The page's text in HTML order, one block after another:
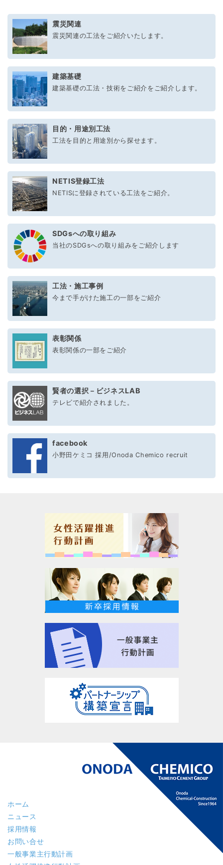
震災関連
震災関連の工法をご紹介いたします。
建築基礎
建築基礎の工法・技術をご紹介をご紹介します。
目的・用途別工法
工法を目的と用途別から探せます。
NETIS登録工法
NETISに登録されている工法をご紹介。
SDGsへの取り組み
当社のSDGsへの取り組みをご紹介します
工法・施工事例
今まで手がけた施工の一部をご紹介
表彰関係
表彰関係の一部をご紹介
賢者の選択－ビジネスLAB
テレビで紹介されました。
facebook
小野田ケミコ 採用/Onoda Chemico recruit
ホーム
ニュース
採用情報
お問い合せ
一般事業主行動計画